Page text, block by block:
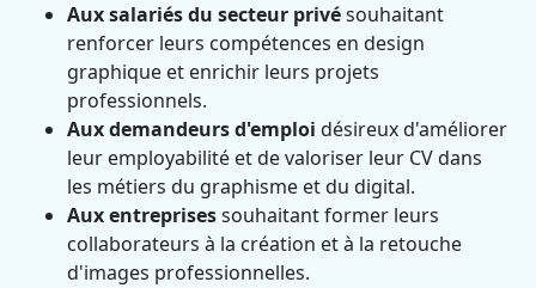
Aux salariés du secteur privésouhaitant
renforcer leurs compétences en design
graphique et enrichir leurs projets
professionnels.
Aux demandeurs d'emploi désireux d'améliorer
leur employabilité et de valoriser leur CV dans
les métiers du graphisme et du digital.
Aux entreprisessouhaitant former leurs
collaborateurs à la création et à la retouche
d'images professionnelles.